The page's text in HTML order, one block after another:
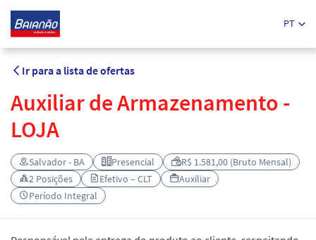
PT
Ir para a lista de ofertas
Auxiliar de Armazenamento -
LOJA
Salvador - BA Presencial
R$ 1.581,00 (Bruto Mensal)
2 Posições
Efetivo – CLT
Auxiliar
Período Integral